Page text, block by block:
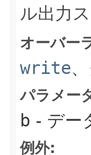
ル出力
オーバー
write
パラメー
b - デー
例外: